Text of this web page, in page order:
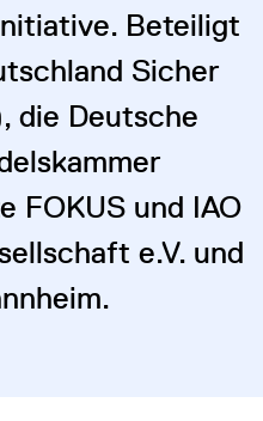
Beteiligt
Sicher
die Deutsche
FOKUS und IAO
e.V. und